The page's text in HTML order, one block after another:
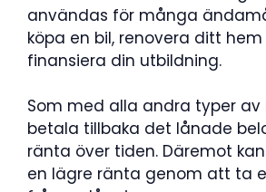
användas för många
köpa en bil, renovera ditt hem
finansiera din utbildning.
Som med alla andra typer
betala tillbaka det lånade
ränta över tiden. Däremot
en lägre ränta genom att ta